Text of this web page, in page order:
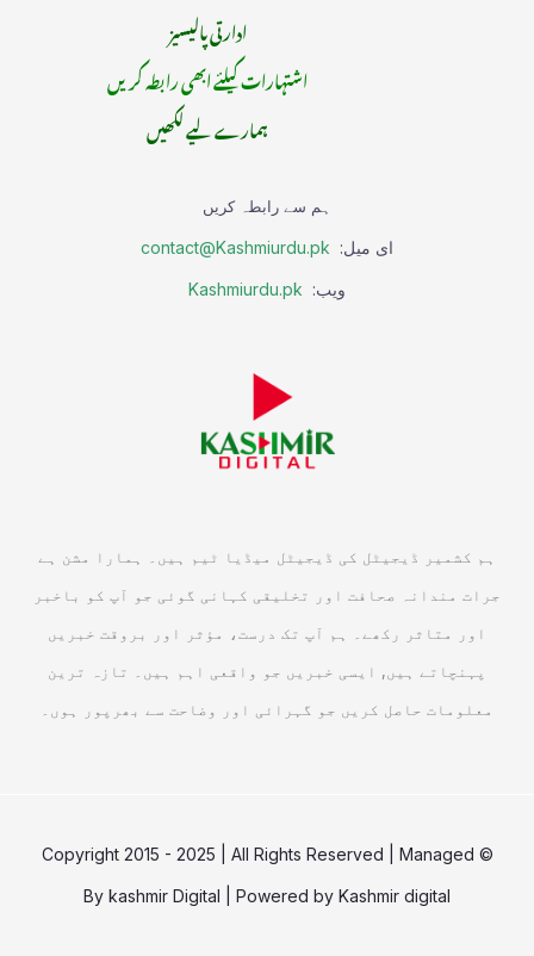
ادارتی پالیسیز
اشتہارات کیلئے ابھی رابطہ کریں
ہمارے لیے لکھیں
ہم سے رابطہ کریں
ای میل: contact@Kashmiurdu.pk
ویب: Kashmiurdu.pk
ہم کشمیر ڈیجیٹل کی ڈیجیٹل میڈیا ٹیم ہیں۔ ہمارا مشن ہے
جرات مندانہ صحافت اور تخلیقی کہانی گوئی جو آپ کو باخبر
اور متاثر رکھے۔ ہم آپ تک درست، مؤثر اور بروقت خبریں
پہنچاتے ہیں, ایسی خبریں جو واقعی اہم ہیں۔ تازہ ترین
معلومات حاصل کریں جو گہرائی اور وضاحت سے بھرپور ہوں۔
© Copyright 2015 - 2025 | All Rights Reserved | Managed
By kashmir Digital | Powered by Kashmir digital